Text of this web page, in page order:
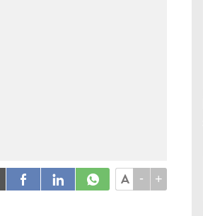
- +